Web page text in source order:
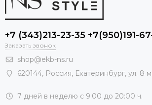
+7 (343)213-23-35 +7(950)191-
Заказать звонок
shop@ekb-ns.ru
620144, Россия, Екатеринбург, ул. 8
7 дней в неделю с 9:00 до 20:00 ч.